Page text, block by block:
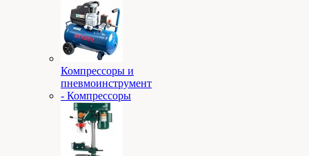
Компрессоры и
пневмоинструмент
- Компрессоры